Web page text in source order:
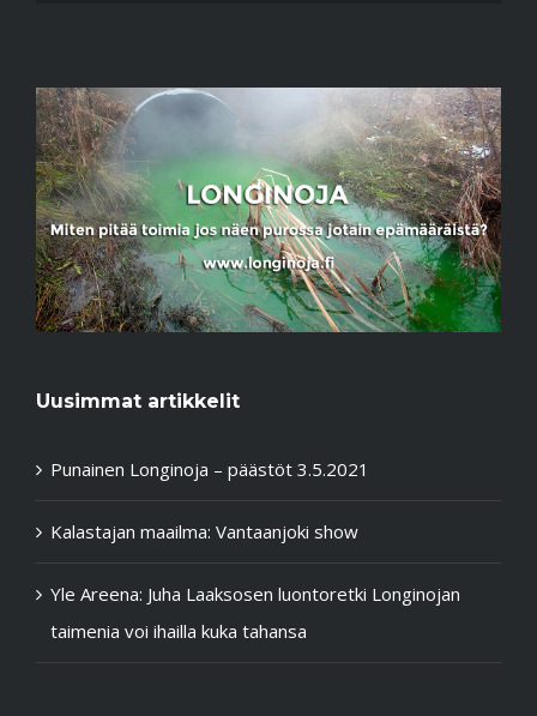
Uusimmat artikkelit
Punainen Longinoja – päästöt 3.5.2021
Kalastajan maailma: Vantaanjoki show
Yle Areena: Juha Laaksosen luontoretki Longinojan
taimenia voi ihailla kuka tahansa